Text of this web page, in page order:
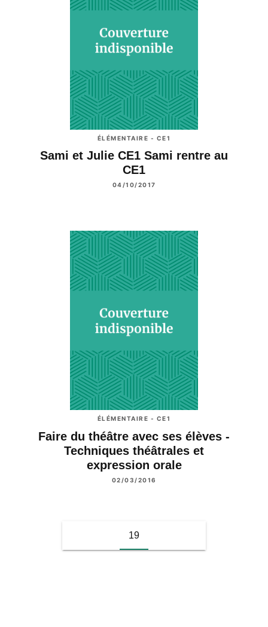
ÉLÉMENTAIRE - CE1
Sami et Julie CE1 Sami rentre au
CE1
04/10/2017
ÉLÉMENTAIRE - CE1
Faire du théâtre avec ses élèves -
Techniques théâtrales et
expression orale
02/03/2016
19